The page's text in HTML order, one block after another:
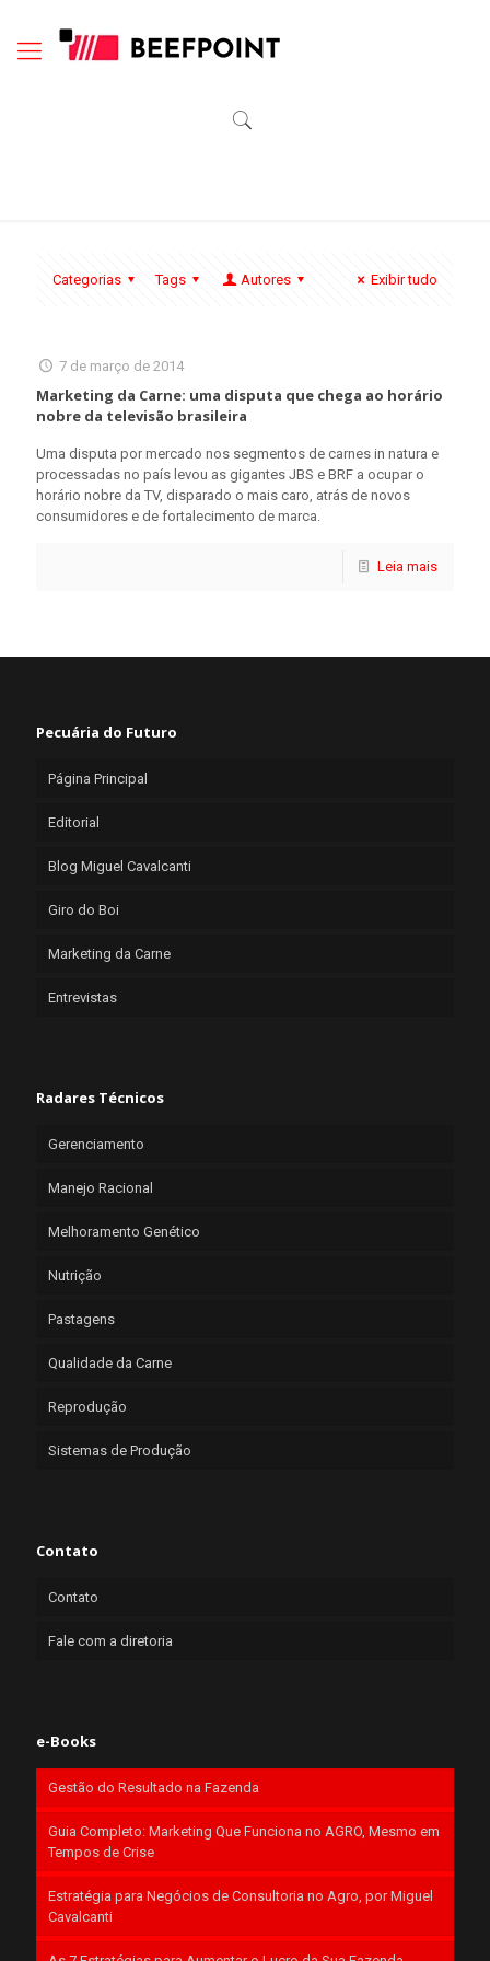
Categorias Tags Autores Exibir tudo
7 de março de 2014
Marketing da Carne: uma disputa que chega ao horário
nobre da televisão brasileira
Uma disputa por mercado nos segmentos de carnes in natura e
processadas no país levou as gigantes JBS e BRF a ocupar o
horário nobre da TV, disparado o mais caro, atrás de novos
consumidores e de fortalecimento de marca.
Leia mais
Pecuária do Futuro
Página Principal
Editorial
Blog Miguel Cavalcanti
Giro do Boi
Marketing da Carne
Entrevistas
Radares Técnicos
Gerenciamento
Manejo Racional
Melhoramento Genético
Nutrição
Pastagens
Qualidade da Carne
Reprodução
Sistemas de Produção
Contato
Contato
Fale com a diretoria
e-Books
Gestão do Resultado na Fazenda
Guia Completo: Marketing Que Funciona no AGRO, Mesmo em
Tempos de Crise
Estratégia para Negócios de Consultoria no Agro, por Miguel
Cavalcanti